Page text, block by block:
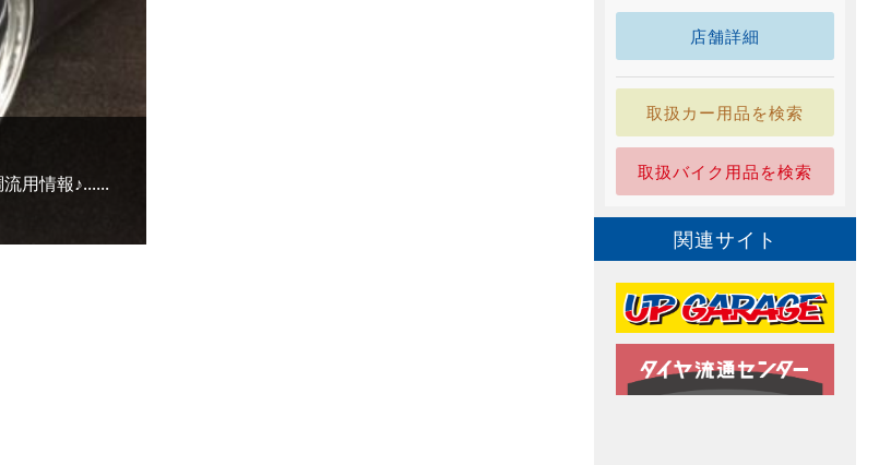
用情報♪......
店舗詳細
取扱カー用品を検索
取扱バイク用品を検索
関連サイト